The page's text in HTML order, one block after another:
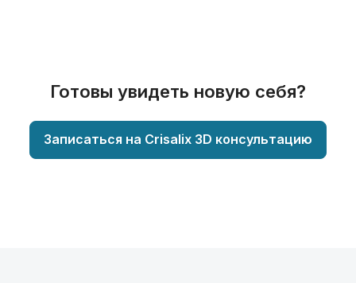
Готовы увидеть новую себя?
Записаться на Crisalix 3D консультацию